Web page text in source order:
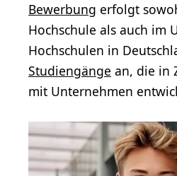
Bewerbung erfolgt
Hochschule als auch im
Hochschulen in
Studiengänge an, die in
mit Unternehmen